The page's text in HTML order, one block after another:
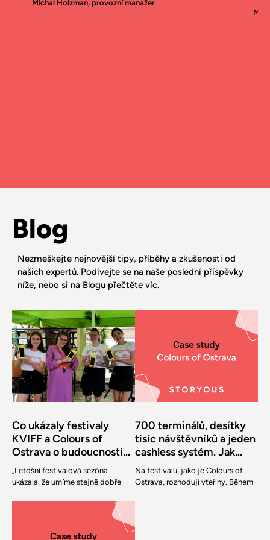
Blog
Nezmeškejte nejnovější tipy, příběhy a zkušenosti od
našich expertů. Podívejte se na naše poslední příspěvky
níže, nebo si na Blogupřečtěte víc.
Co ukázaly festivaly
KVIFF a Colours of
Ostrava o budoucnosti
gastronomie
„Letošní festivalová sezóna
ukázala, že umíme stejně dobře
udržet v chodu obrovský cashless
700 terminálů, desítky
tisíc návštěvníků a jeden
cashless systém. Jak
Colours of Ostrava řídí
festivalový provoz i za
Na festivalu, jako je Colours of
Ostrava, rozhodují vteřiny. Během
Michal Holzman, provozní manažer